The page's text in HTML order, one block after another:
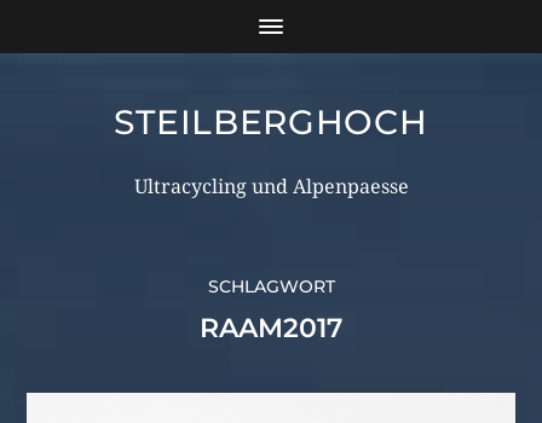
STEILBERGHOCH
Ultracycling und Alpenpaesse
SCHLAGWORT
RAAM2017